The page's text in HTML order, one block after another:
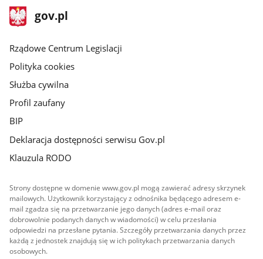
stopka
gov.plStrona
gov.pl
Rządowe Centrum Legislacji
Polityka cookies
Służba cywilna
Profil zaufany
BIP
Deklaracja dostępności serwisu Gov.pl
Klauzula RODO
Strony dostępne w domenie www.gov.pl mogą zawierać adresy skrzynek
mailowych. Użytkownik korzystający z odnośnika będącego adresem e-
mail zgadza się na przetwarzanie jego danych (adres e-mail oraz
dobrowolnie podanych danych w wiadomości) w celu przesłania
odpowiedzi na przesłane pytania. Szczegóły przetwarzania danych przez
każdą z jednostek znajdują się w ich politykach przetwarzania danych
osobowych.